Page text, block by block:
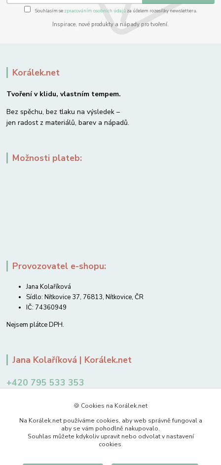
Souhlasím se zpracováním osobních údajůza účelem rozesílky newsletteru.
Inspirace, nové produkty a nápady pro tvoření.
Korálek.net
Tvoření v klidu, vlastním tempem.
Bez spěchu, bez tlaku na výsledek –
jen radost z materiálů, barev a nápadů.
Možnosti plateb:
Provozovatel e-shopu:
Jana Kolaříková
Sídlo: Nítkovice 37, 76813, Nítkovice, ČR
IČ: 74360949
Nejsem plátce DPH.
Jana Kolaříková | Korálek.net
+420 795 533 353
🍪 Cookies na Korálek.net
Na Korálek.net používáme cookies, aby web správně fungoval a
aby se vám pohodlně nakupovalo.
Souhlas můžete kdykoliv upravit nebo odvolat v nastavení
cookies.